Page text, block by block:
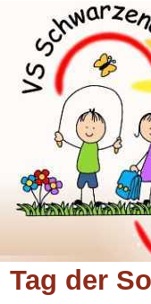
Tag der